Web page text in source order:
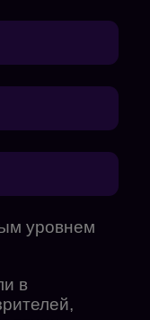
уровнем
в